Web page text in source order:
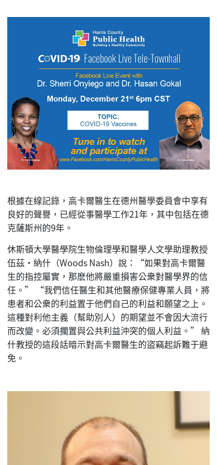
根據在線記錄，高卡爾醫生在德州醫學委員會中享有
良好的聲譽，已經從事醫學工作21年，其中包括在德
克薩斯州的9年。
休斯頓大學醫學院生物倫理學和醫學人文學助理教授
伍茲·納什（Woods Nash）說：“如果對高卡爾醫
生的指控屬實，那麽他將嚴重損害公衆對醫學界的信
任。” “我們信任醫生和其他醫療保健專業人員，將
患者和公衆的利益置于他們自己的利益和願望之上。
這種對利他主義（幫助別人）的期望並不會因大流行
而改變。必須擱置與公共利益沖突的個人利益。” 納
什教授的這段話暗示對高卡爾醫生的盜竊起訴難于避
免。